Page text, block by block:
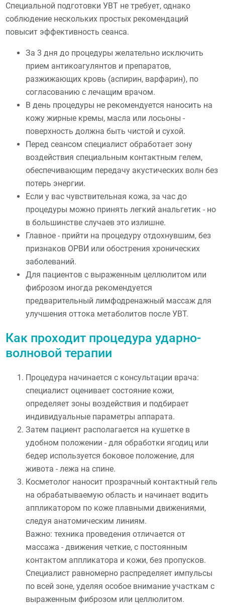
Специальной подготовки УВТ не требует, однако
соблюдение нескольких простых рекомендаций
повысит эффективность сеанса.
За 3 дня до процедуры желательно исключить
прием антикоагулянтов и препаратов,
разжижающих кровь (аспирин, варфарин), по
согласованию с лечащим врачом.
В день процедуры не рекомендуется наносить на
кожу жирные кремы, масла или лосьоны -
поверхность должна быть чистой и сухой.
Перед сеансом специалист обработает зону
воздействия специальным контактным гелем,
обеспечивающим передачу акустических волн без
потерь энергии.
Если у вас чувствительная кожа, за час до
процедуры можно принять легкий анальгетик - но
в большинстве случаев это излишне.
Главное - прийти на процедуру отдохнувшим, без
признаков ОРВИ или обострения хронических
заболеваний.
Для пациентов с выраженным целлюлитом или
фиброзом иногда рекомендуется
предварительный лимфодренажный массаж для
улучшения оттока метаболитов после УВТ.
Как проходит процедура ударно-
волновой терапии
Процедура начинается с консультации врача:
специалист оценивает состояние кожи,
определяет зоны воздействия и подбирает
индивидуальные параметры аппарата.
Затем пациент располагается на кушетке в
удобном положении - для обработки ягодиц или
бедер используется боковое положение, для
живота - лежа на спине.
Косметолог наносит прозрачный контактный гель
на обрабатываемую область и начинает водить
аппликатором по коже плавными движениями,
следуя анатомическим линиям.
Важно: техника проведения отличается от
массажа - движения четкие, с постоянным
контактом аппликатора и кожи, без пропусков.
Специалист равномерно распределяет импульсы
по всей зоне, уделяя особое внимание участкам с
выраженным фиброзом или целлюлитом.